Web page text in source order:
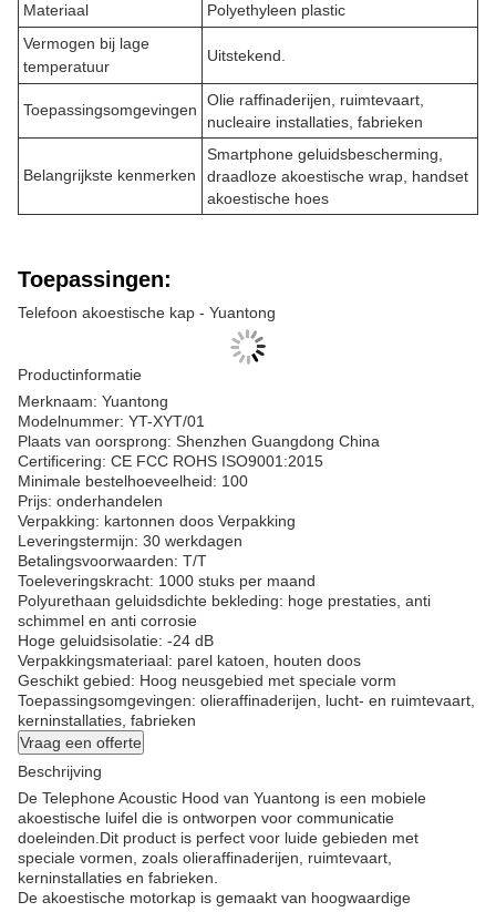
Materiaal
Polyethyleen plastic
Vermogen bij lage
temperatuur
Uitstekend.
Toepassingsomgevingen
Olie raffinaderijen, ruimtevaart,
nucleaire installaties, fabrieken
Belangrijkste kenmerken
Smartphone geluidsbescherming,
draadloze akoestische wrap, handset
akoestische hoes
Toepassingen:
Telefoon akoestische kap - Yuantong
Productinformatie
Merknaam: Yuantong
Modelnummer: YT-XYT/01
Plaats van oorsprong: Shenzhen Guangdong China
Certificering: CE FCC ROHS ISO9001:2015
Minimale bestelhoeveelheid: 100
Prijs: onderhandelen
Verpakking: kartonnen doos Verpakking
Leveringstermijn: 30 werkdagen
Betalingsvoorwaarden: T/T
Toeleveringskracht: 1000 stuks per maand
Polyurethaan geluidsdichte bekleding: hoge prestaties, anti
schimmel en anti corrosie
Hoge geluidsisolatie: -24 dB
Verpakkingsmateriaal: parel katoen, houten doos
Geschikt gebied: Hoog neusgebied met speciale vorm
Toepassingsomgevingen: olieraffinaderijen, lucht- en ruimtevaart,
kerninstallaties, fabrieken
Vraag een offerte
Beschrijving
De Telephone Acoustic Hood van Yuantong is een mobiele
akoestische luifel die is ontworpen voor communicatie
doeleinden.Dit product is perfect voor luide gebieden met
speciale vormen, zoals olieraffinaderijen, ruimtevaart,
kerninstallaties en fabrieken.
De akoestische motorkap is gemaakt van hoogwaardige